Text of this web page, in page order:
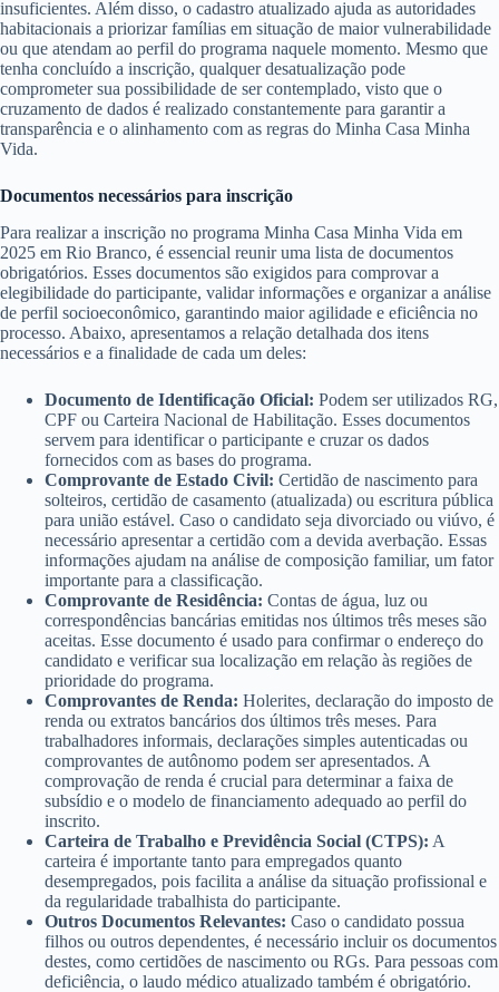
insuficientes. Além disso, o cadastro atualizado ajuda as autoridades
habitacionais a priorizar famílias em situação de maior vulnerabilidade
ou que atendam ao perfil do programa naquele momento. Mesmo que
tenha concluído a inscrição, qualquer desatualização pode
comprometer sua possibilidade de ser contemplado, visto que o
cruzamento de dados é realizado constantemente para garantir a
transparência e o alinhamento com as regras do Minha Casa Minha
Vida.
Documentos necessários para inscrição
Para realizar a inscrição no programa Minha Casa Minha Vida em
2025 em Rio Branco, é essencial reunir uma lista de documentos
obrigatórios. Esses documentos são exigidos para comprovar a
elegibilidade do participante, validar informações e organizar a análise
de perfil socioeconômico, garantindo maior agilidade e eficiência no
processo. Abaixo, apresentamos a relação detalhada dos itens
necessários e a finalidade de cada um deles:
Documento de Identificação Oficial: Podem ser utilizados RG,
CPF ou Carteira Nacional de Habilitação. Esses documentos
servem para identificar o participante e cruzar os dados
fornecidos com as bases do programa.
Comprovante de Estado Civil: Certidão de nascimento para
solteiros, certidão de casamento (atualizada) ou escritura pública
para união estável. Caso o candidato seja divorciado ou viúvo, é
necessário apresentar a certidão com a devida averbação. Essas
informações ajudam na análise de composição familiar, um fator
importante para a classificação.
Comprovante de Residência: Contas de água, luz ou
correspondências bancárias emitidas nos últimos três meses são
aceitas. Esse documento é usado para confirmar o endereço do
candidato e verificar sua localização em relação às regiões de
prioridade do programa.
Comprovantes de Renda: Holerites, declaração do imposto de
renda ou extratos bancários dos últimos três meses. Para
trabalhadores informais, declarações simples autenticadas ou
comprovantes de autônomo podem ser apresentados. A
comprovação de renda é crucial para determinar a faixa de
subsídio e o modelo de financiamento adequado ao perfil do
inscrito.
Carteira de Trabalho e Previdência Social (CTPS): A
carteira é importante tanto para empregados quanto
desempregados, pois facilita a análise da situação profissional e
da regularidade trabalhista do participante.
Outros Documentos Relevantes: Caso o candidato possua
filhos ou outros dependentes, é necessário incluir os documentos
destes, como certidões de nascimento ou RGs. Para pessoas com
deficiência, o laudo médico atualizado também é obrigatório.